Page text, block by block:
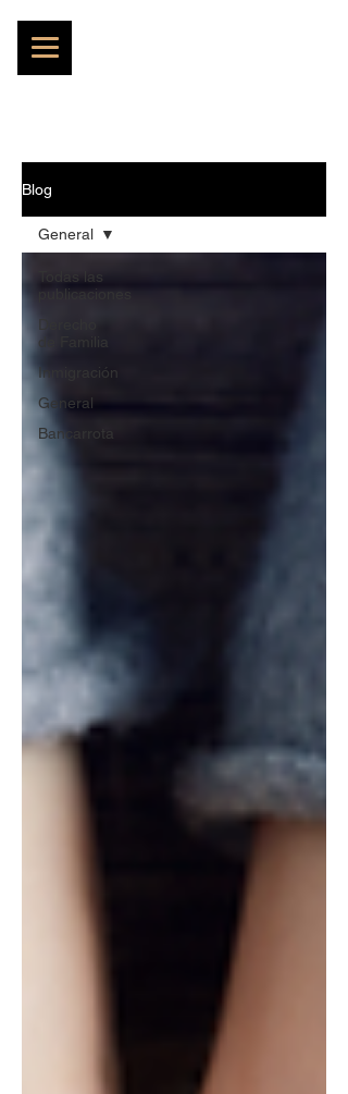
Blog
Todas las
publicaciones
Derecho
de Familia
Inmigración
General
Bancarrota
General